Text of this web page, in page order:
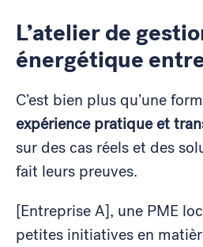
L’atelier de
énergétique
C’est bien plus qu’une
expérience pratique et
sur des cas réels et des
fait leurs preuves.
[Entreprise A], une PME
petites initiatives en